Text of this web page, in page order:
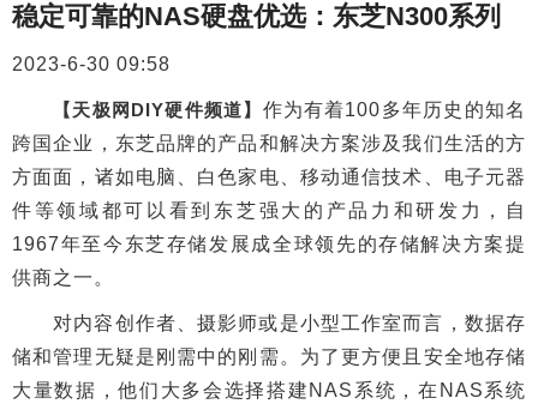
稳定可靠的NAS硬盘优选：东芝N300系列
2023-6-30 09:58
【天极网DIY硬件频道】 作为有着100多年历史的知名
跨国企业，东芝品牌的产品和解决方案涉及我们生活的方
方面面，诸如电脑、白色家电、移动通信技术、电子元器
件等领域都可以看到东芝强大的产品力和研发力，自
1967年至今东芝存储发展成全球领先的存储解决方案提
供商之一。
对内容创作者、摄影师或是小型工作室而言，数据存
储和管理无疑是刚需中的刚需。为了更方便且安全地存储
大量数据，他们大多会选择搭建NAS系统，在NAS系统